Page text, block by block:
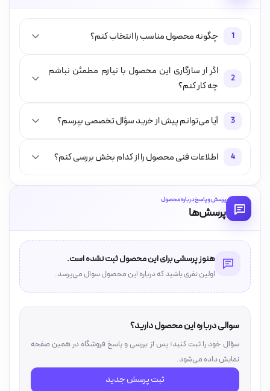
1 چگونه محصول مناسب را انتخاب کنم؟
2
اگر از سازگاری این محصول با نیازم مطمئن نباشم
چه کار کنم؟
3 آیا می‌توانم پیش از خرید سؤال تخصصی بپرسم؟
4 اطلاعات فنی محصول را از کدام بخش بررسی کنم؟
پرسش و پاسخ درباره محصول
پرسش‌ها
هنوز پرسشی برای این محصول ثبت نشده است.
اولین نفری باشید که درباره این محصول سوال می‌پرسد.
سوالی درباره این محصول دارید؟
سؤال خود را ثبت کنید؛ پس از بررسی و پاسخ فروشگاه در همین صفحه
نمایش داده می‌شود.
ثبت پرسش جدید